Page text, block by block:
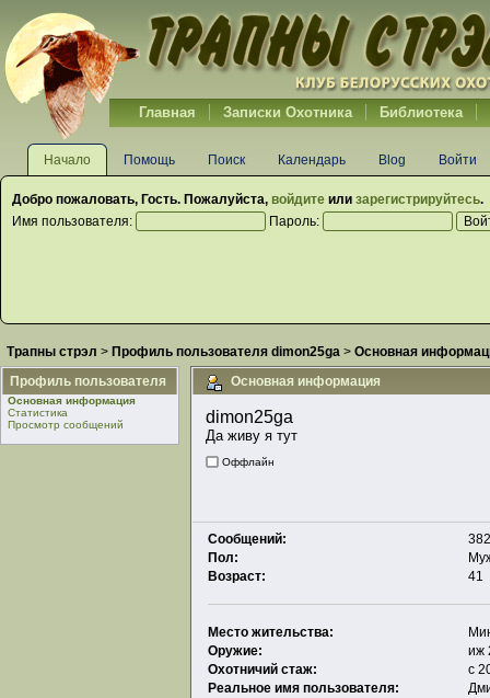
Главная Записки Охотника Библиотека
Начало Помощь Поиск Календарь Blog Войти
Добро пожаловать, Гость. Пожалуйста, войдите или зарегистрируйтесь.
Имя пользователя:
Пароль:
Трапны стрэл > Профиль пользователя dimon25ga > Основная
Профиль пользователя
Основная информация
Статистика
Просмотр сообщений
Основная информация
dimon25ga
Да живу я тут
Оффлайн
Сообщений:
Пол:
Возраст:
41
Место жительства:
Оружие:
иж
Охотничий стаж:
с
Реальное имя пользователя: